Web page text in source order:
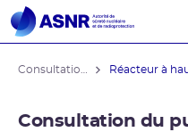
Réacteur à
Consultation du